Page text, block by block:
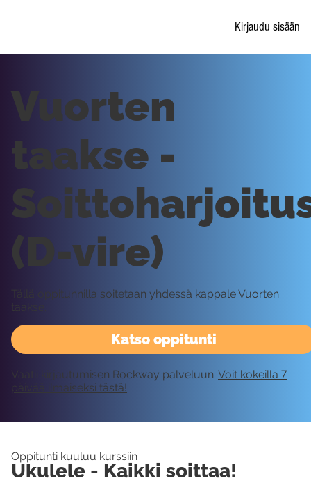
Kirjaudu sisään
Katso oppitunti
Vuorten
taakse -
(D-vire)
Tällä oppitunnilla soitetaan yhdessä kappale Vuorten
taakse.
Vaatii kirjautumisen Rockway palveluun. Voit kokeilla 7
päivää ilmaiseksi tästä!
Oppitunti kuuluu kurssiin
Ukulele - Kaikki soittaa!